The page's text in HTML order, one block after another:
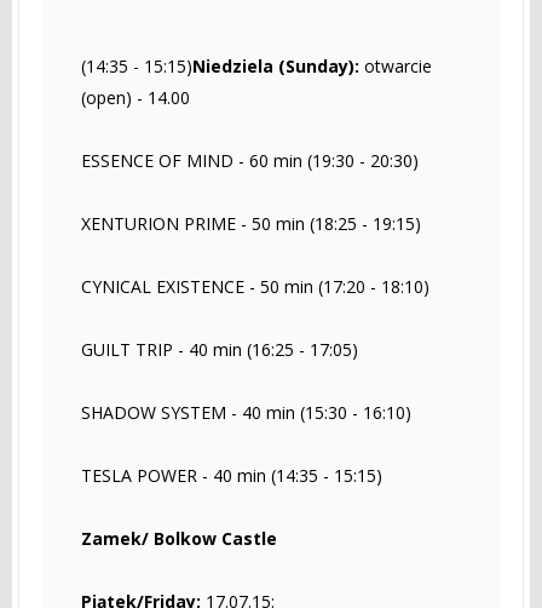
(14:35 - 15:15)Niedziela (Sunday): otwarcie
(open) - 14.00
ESSENCE OF MIND - 60 min (19:30 - 20:30)
XENTURION PRIME - 50 min (18:25 - 19:15)
CYNICAL EXISTENCE - 50 min (17:20 - 18:10)
GUILT TRIP - 40 min (16:25 - 17:05)
SHADOW SYSTEM - 40 min (15:30 - 16:10)
TESLA POWER - 40 min (14:35 - 15:15)
Zamek/ Bolkow Castle
Piątek/Friday; 17.07.15: